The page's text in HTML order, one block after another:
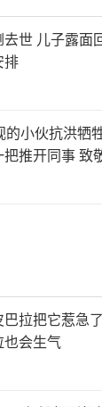
世 儿子露面
排
小伙抗洪牺
推开同事 致
拉把它惹急
会生气